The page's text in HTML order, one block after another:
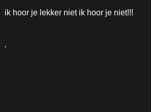
ik hoor je lekker niet ik hoor je niet!!!
'